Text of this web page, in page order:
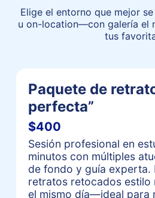
Elige el entorno que mejor
u on-location—con galería el
tus
Paquete de
perfecta”
$400
Sesión profesional en
minutos con múltiples
de fondo y guía experta.
retratos retocados estilo
el mismo día—ideal para